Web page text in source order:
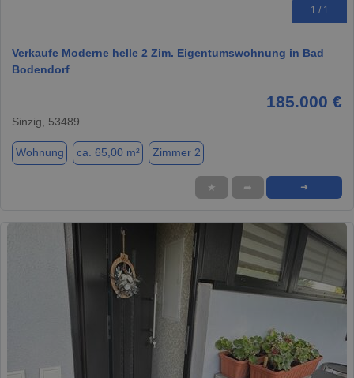
1 / 1
Verkaufe Moderne helle 2 Zim. Eigentumswohnung in Bad
Bodendorf
185.000 €
Sinzig, 53489
Wohnung ca. 65,00 m² Zimmer 2
★ ➦ ➜